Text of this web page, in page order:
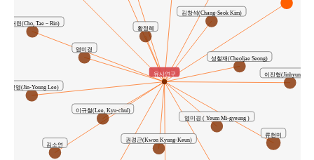
염미경 ( Yeum Mi-gyeung )
권경근(Kwon Kyung-Keun)
김소연
김창석(Chang-Seok Kim)
류현미
성철재(Cheoljae Seong)
염미경
이규철(Lee, Kyu-chul)
이진영(Jin-Young Lee)
이진형(Jinhyung
조태린(Cho, Tae－Rin)
황정혜
유사연구